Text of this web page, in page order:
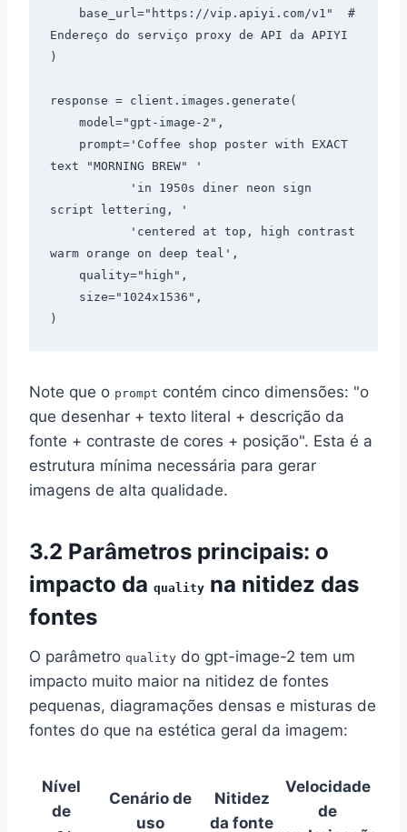
Endereço do serviço proxy de API da APIYI
)
response = client.images.generate(
text "MORNING BREW" '
script lettering, '
warm orange on deep teal',
Note que o prompt contém cinco dimensões: "o
que desenhar + texto literal + descrição da
fonte + contraste de cores + posição". Esta é a
estrutura mínima necessária para gerar
imagens de alta qualidade.
3.2 Parâmetros principais: o
impacto da quality na nitidez das
fontes
O parâmetro quality do gpt-image-2 tem um
impacto muito maior na nitidez de fontes
pequenas, diagramações densas e misturas de
fontes do que na estética geral da imagem:
Nível
de
Cenário de
uso
Nitidez
da fonte
Velocidade
de